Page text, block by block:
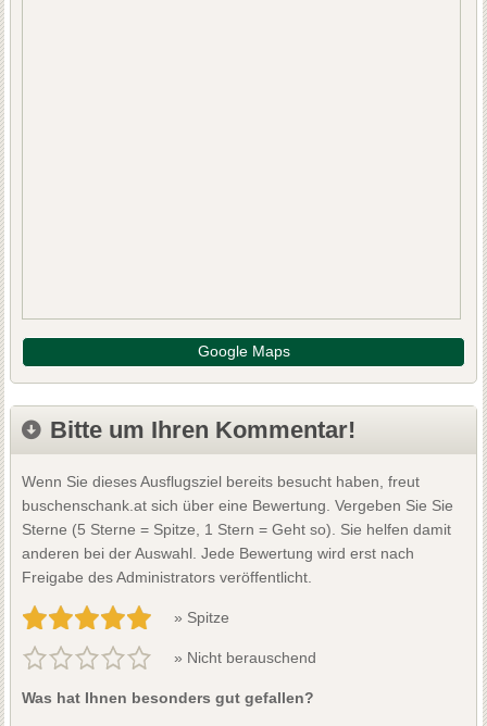
Google Maps
Bitte um Ihren Kommentar!
Wenn Sie dieses Ausflugsziel bereits besucht haben, freut
buschenschank.at sich über eine Bewertung. Vergeben Sie Sie
Sterne (5 Sterne = Spitze, 1 Stern = Geht so). Sie helfen damit
anderen bei der Auswahl. Jede Bewertung wird erst nach
Freigabe des Administrators veröffentlicht.
» Spitze
» Nicht berauschend
Was hat Ihnen besonders gut gefallen?